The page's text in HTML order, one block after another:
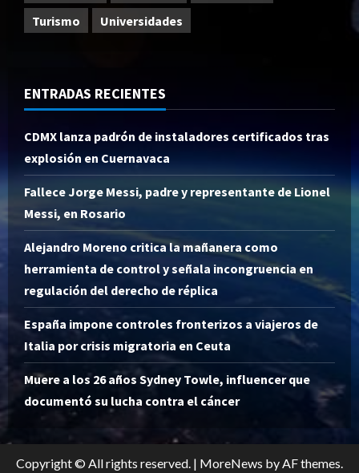
Turismo
Universidades
ENTRADAS RECIENTES
CDMX lanza padrón de instaladores certificados tras
explosión en Cuernavaca
Fallece Jorge Messi, padre y representante de Lionel
Messi, en Rosario
Alejandro Moreno critica la mañanera como
herramienta de control y señala incongruencia en
regulación del derecho de réplica
España impone controles fronterizos a viajeros de
Italia por crisis migratoria en Ceuta
Muere a los 26 años Sydney Towle, influencer que
documentó su lucha contra el cáncer
Copyright © All rights reserved. | MoreNews by AF themes.